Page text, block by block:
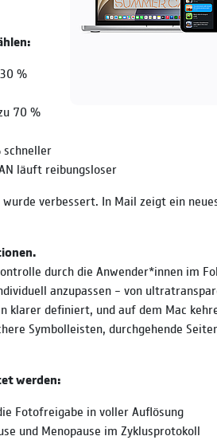
%
70 %
schneller
läuft reibungsloser
verbessert. In Mail zeigt ein
durch die Anwender*innen im
anzupassen – von
klarer definiert, und auf dem Mac
Symbolleisten, durchgehende
werden:
Fotofreigabe in voller Auflösung
und Menopause im Zyklusprotokoll